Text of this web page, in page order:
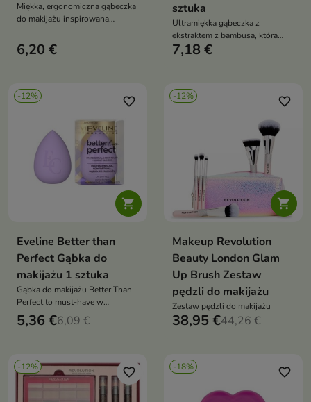
Miękka, ergonomiczna gąbeczka
do makijażu inspirowana
zapewnia równomierne krycie
bez smug i umożliwia
6,20 €
sztuka
Ultramiękka gąbeczka z
ekstraktem z bambusa, która
równomiernie rozprowadza
7,18 €
-12%

favorite_border
Eveline Better than
Perfect Gąbka do
makijażu 1 sztuka
Gąbka do makijażu Better Than
Perfect to must-have w
kosmetyczce każdej miłośniczki
makijażu
5,36 €6,09 €
-12%

favorite_border
Makeup Revolution
Beauty London Glam
Up Brush Zestaw
pędzli do makijażu
Zestaw pędzli do makijażu
38,95 €44,26 €
-12% favorite_border -18% favorite_border